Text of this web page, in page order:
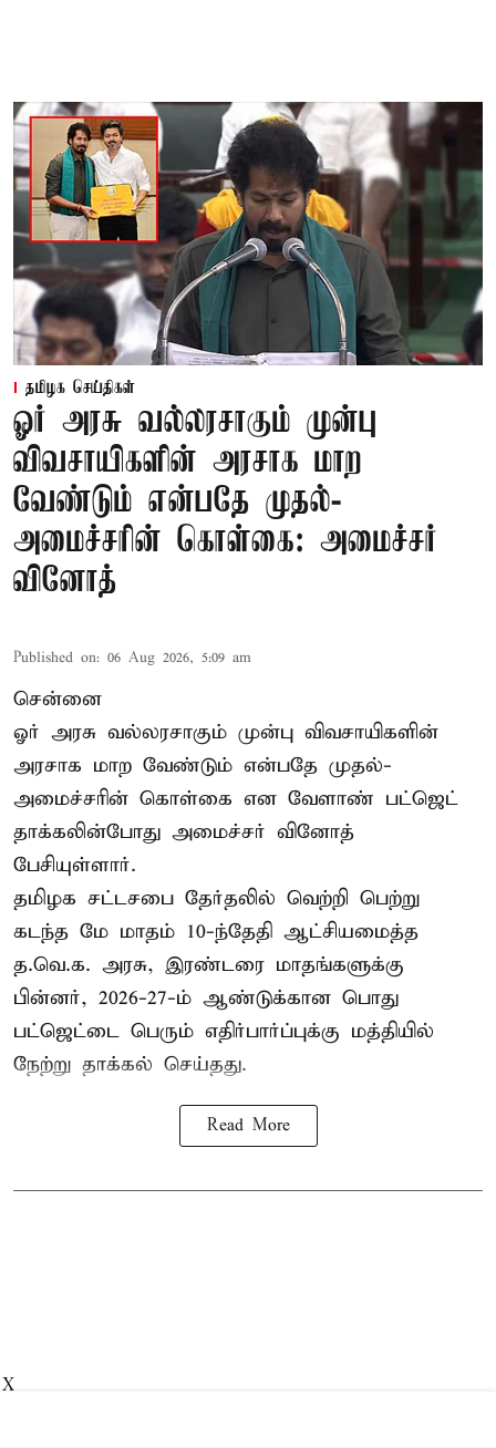
தமிழக செய்திகள்
ஓர் அரசு வல்லரசாகும் முன்பு
விவசாயிகளின் அரசாக மாற
வேண்டும் என்பதே முதல்-
அமைச்சரின் கொள்கை: அமைச்சர்
வினோத்
Published on: 06 Aug 2026, 5:09 am
சென்னை
ஓர் அரசு வல்லரசாகும் முன்பு விவசாயிகளின்
அரசாக மாற வேண்டும் என்பதே முதல்-
அமைச்சரின் கொள்கை என வேளாண் பட்ஜெட்
தாக்கலின்போது அமைச்சர் வினோத்
பேசியுள்ளார்.
தமிழக சட்டசபை தேர்தலில் வெற்றி பெற்று
கடந்த மே மாதம் 10-ந்தேதி ஆட்சியமைத்த
த.வெ.க. அரசு, இரண்டரை மாதங்களுக்கு
பின்னர், 2026-27-ம் ஆண்டுக்கான பொது
பட்ஜெட்டை பெரும் எதிர்பார்ப்புக்கு மத்தியில்
நேற்று தாக்கல் செய்தது.
Read More
X